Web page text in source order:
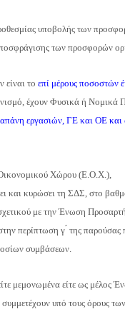
υποβολής των
των προσφορών
είναι τοεπί μέρους ποσοστών
έχουν Φυσικά ή
εργασιών, ΓΕ και ΟΕ και
Χώρου (Ε.Ο.Χ.),
και κυρώσει τη ΣΔΣ, στο
σχετικού με την Ένωση
περίπτωση γ ́ της
συμβάσεων.
μεμονωμένα είτε ως μέλος
υπό τους όρους